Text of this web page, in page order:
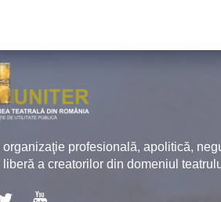
profesională, apolitică,
a creatorilor din domeniul